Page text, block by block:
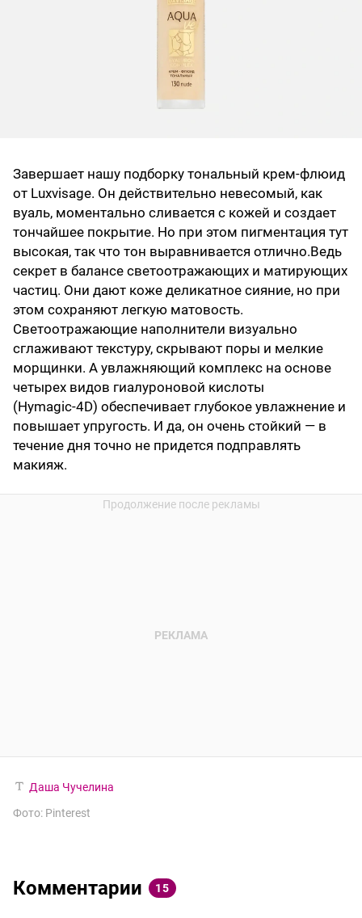
Завершает нашу подборку тональный крем‑флюид
от Luxvisage. Он действительно невесомый, как
вуаль, моментально сливается с кожей и создает
тончайшее покрытие. Но при этом пигментация тут
высокая, так что тон выравнивается отлично.Ведь
секрет в балансе светоотражающих и матирующих
частиц. Они дают коже деликатное сияние, но при
этом сохраняют легкую матовость.
Светоотражающие наполнители визуально
сглаживают текстуру, скрывают поры и мелкие
морщинки. А увлажняющий комплекс на основе
четырех видов гиалуроновой кислоты
(Hymagic‑4D) обеспечивает глубокое увлажнение и
повышает упругость. И да, он очень стойкий — в
течение дня точно не придется подправлять
макияж.
Даша Чучелина
Фото: Pinterest
Комментарии 15